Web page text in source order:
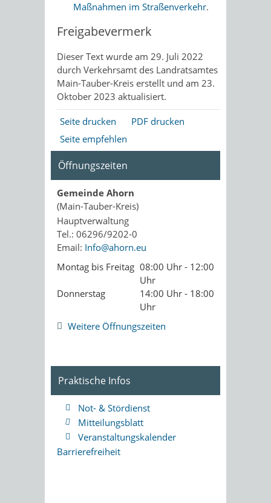
Maßnahmen im Straßenverkehr.
Freigabevermerk
Dieser Text wurde am 29. Juli 2022
durch Verkehrsamt des Landratsamtes
Main-Tauber-Kreis erstellt und am 23.
Oktober 2023 aktualisiert.
Seite drucken
PDF drucken
Seite empfehlen
Öffnungszeiten
Gemeinde Ahorn
(Main-Tauber-Kreis)
Hauptverwaltung
Tel.: 06296/9202-0
Email: Info@ahorn.eu
Montag bis Freitag 08:00 Uhr - 12:00
Uhr
Donnerstag
14:00 Uhr - 18:00
Uhr
Weitere Öffnungszeiten
Praktische Infos
Not- & Stördienst
Mitteilungsblatt
Veranstaltungskalender
Barrierefreiheit